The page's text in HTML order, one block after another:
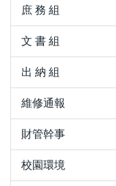
庶 務 組
文 書 組
出 納 組
維修通報
財管幹事
校園環境